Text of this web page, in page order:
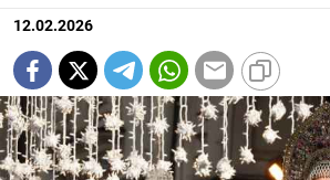
12.02.2026